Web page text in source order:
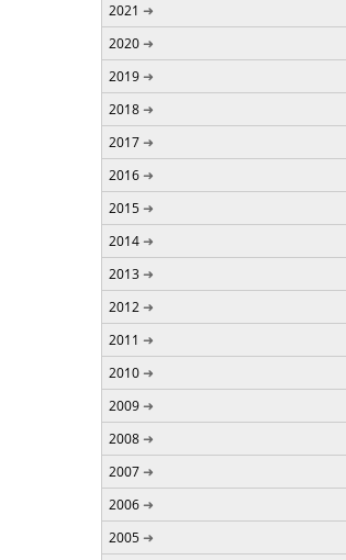
2021
2020
2019
2018
2017
2016
2015
2014
2013
2012
2011
2010
2009
2008
2007
2006
2005